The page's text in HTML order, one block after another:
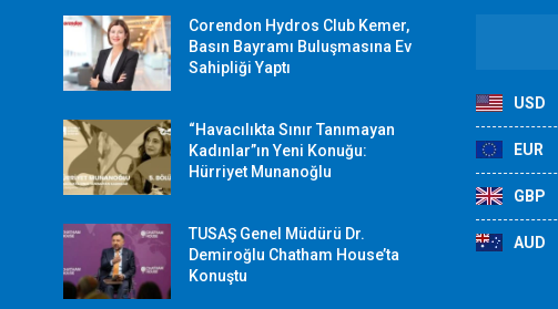
Corendon Hydros Club Kemer,
Basın Bayramı Buluşmasına Ev
Sahipliği Yaptı
“Havacılıkta Sınır Tanımayan
Kadınlar”ın Yeni Konuğu:
Hürriyet Munanoğlu
TUSAŞ Genel Müdürü Dr.
Demiroğlu Chatham House’ta
Konuştu
USD
EUR
GBP
AUD